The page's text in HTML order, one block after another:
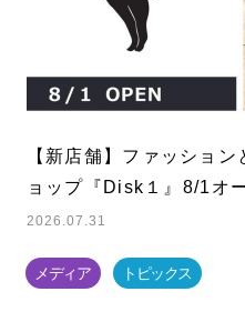
【新店舗】ファッショ
ョップ『Disk１』8/1オ
2026.07.31
メディア トピックス